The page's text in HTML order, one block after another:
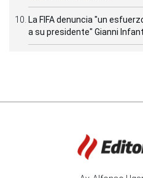
La FIFA denuncia "un
a su presidente" Gianni